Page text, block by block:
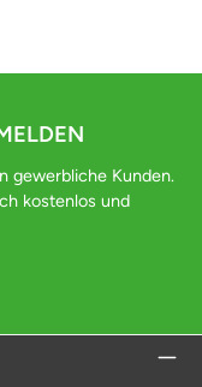
gewerbliche Kunden.
kostenlos und